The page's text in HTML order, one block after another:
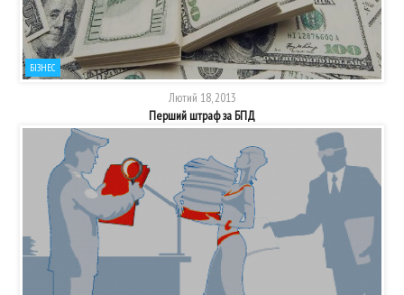
БІЗНЕС
Лютий 18, 2013
Перший штраф за БПД